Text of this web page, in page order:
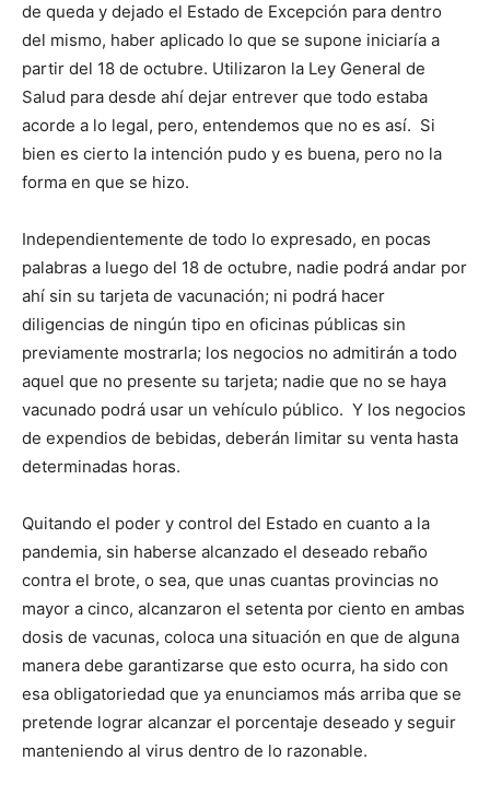
de queda y dejado el Estado de Excepción para dentro
del mismo, haber aplicado lo que se supone iniciaría a
partir del 18 de octubre. Utilizaron la Ley General de
Salud para desde ahí dejar entrever que todo estaba
acorde a lo legal, pero, entendemos que no es así. Si
bien es cierto la intención pudo y es buena, pero no la
forma en que se hizo.
Independientemente de todo lo expresado, en pocas
palabras a luego del 18 de octubre, nadie podrá andar por
ahí sin su tarjeta de vacunación; ni podrá hacer
diligencias de ningún tipo en oficinas públicas sin
previamente mostrarla; los negocios no admitirán a todo
aquel que no presente su tarjeta; nadie que no se haya
vacunado podrá usar un vehículo público. Y los negocios
de expendios de bebidas, deberán limitar su venta hasta
determinadas horas.
Quitando el poder y control del Estado en cuanto a la
pandemia, sin haberse alcanzado el deseado rebaño
contra el brote, o sea, que unas cuantas provincias no
mayor a cinco, alcanzaron el setenta por ciento en ambas
dosis de vacunas, coloca una situación en que de alguna
manera debe garantizarse que esto ocurra, ha sido con
esa obligatoriedad que ya enunciamos más arriba que se
pretende lograr alcanzar el porcentaje deseado y seguir
manteniendo al virus dentro de lo razonable.